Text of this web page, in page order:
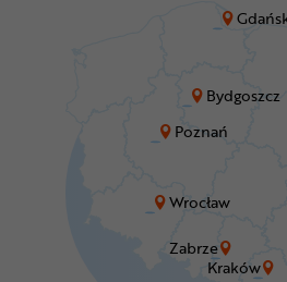
Bydgoszcz
Kraków
Poznań
Wrocław
Zabrze